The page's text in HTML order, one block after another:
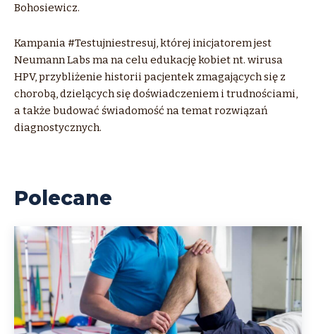
Bohosiewicz.
Kampania #Testujniestresuj, której inicjatorem jest
Neumann Labs ma na celu edukację kobiet nt. wirusa
HPV, przybliżenie historii pacjentek zmagających się z
chorobą, dzielących się doświadczeniem i trudnościami,
a także budować świadomość na temat rozwiązań
diagnostycznych.
Polecane